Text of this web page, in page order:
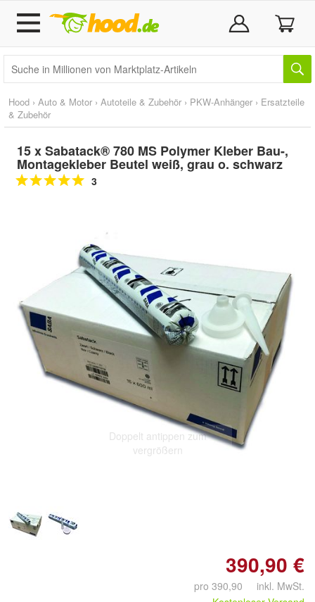
Hood › Auto & Motor › Autoteile & Zubehör › PKW-Anhänger › Ersatzteile
& Zubehör
15 x Sabatack® 780 MS Polymer Kleber Bau-,
Montagekleber Beutel weiß, grau o. schwarz
3
Doppelt antippen zum
vergrößern
390,90 €
pro 390,90 inkl. MwSt.